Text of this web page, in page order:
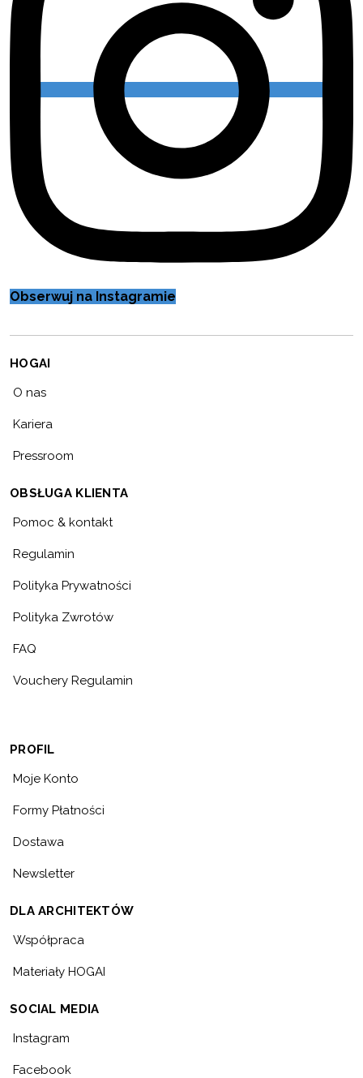
Obserwuj na Instagramie
HOGAI
O nas
Kariera
Pressroom
OBSŁUGA KLIENTA
Pomoc & kontakt
Regulamin
Polityka Prywatności
Polityka Zwrotów
FAQ
Vouchery Regulamin
PROFIL
Moje Konto
Formy Płatności
Dostawa
Newsletter
DLA ARCHITEKTÓW
Współpraca
Materiały HOGAI
SOCIAL MEDIA
Instagram
Facebook